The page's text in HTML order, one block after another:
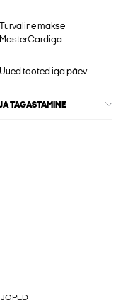
Turvaline makse
MasterCardiga
Uued tooted iga päev
TAGASTAMINE